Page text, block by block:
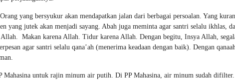
yang bersyukur akan mendapatkan jalan dari berbagai persoalan. Yang
yang jutek akan menjadi sayang. Abah juga meminta agar santri selalu ikhlas,
Allah. Makan karena Allah. Tidur karena Allah. Dengan begitu, Insya Allah,
agar santri selalu qana’ah (menerima keadaan dengan baik). Dengan
Mahasina untuk rajin minum air putih. Di PP Mahasina, air minum sudah